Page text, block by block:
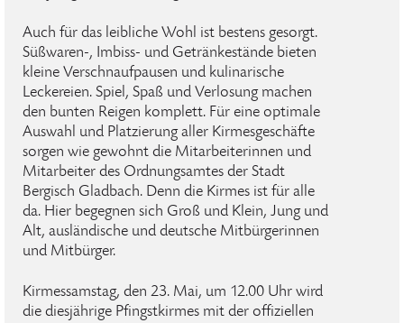
Auch für das leibliche Wohl ist bestens gesorgt.
Süßwaren-, Imbiss- und Getränkestände bieten
kleine Verschnaufpausen und kulinarische
Leckereien. Spiel, Spaß und Verlosung machen
den bunten Reigen komplett. Für eine optimale
Auswahl und Platzierung aller Kirmesgeschäfte
sorgen wie gewohnt die Mitarbeiterinnen und
Mitarbeiter des Ordnungsamtes der Stadt
Bergisch Gladbach. Denn die Kirmes ist für alle
da. Hier begegnen sich Groß und Klein, Jung und
Alt, ausländische und deutsche Mitbürgerinnen
und Mitbürger.
Kirmessamstag, den 23. Mai, um 12.00 Uhr wird
die diesjährige Pfingstkirmes mit der offiziellen